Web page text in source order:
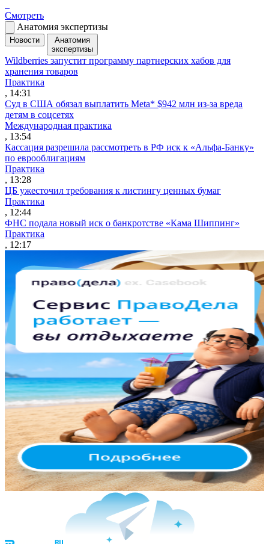
Смотреть
Анатомия экспертизы
Новости
Анатомия
экспертизы
Wildberries запустит программу партнерских хабов для
хранения товаров
Практика
, 14:31
Суд в США обязал выплатить Meta* $942 млн из-за вреда
детям в соцсетях
Международная практика
, 13:54
Кассация разрешила рассмотреть в РФ иск к «Альфа-Банку»
по еврооблигациям
Практика
, 13:28
ЦБ ужесточил требования к листингу ценных бумаг
Практика
, 12:44
ФНС подала новый иск о банкротстве «Кама Шиппинг»
Практика
, 12:17